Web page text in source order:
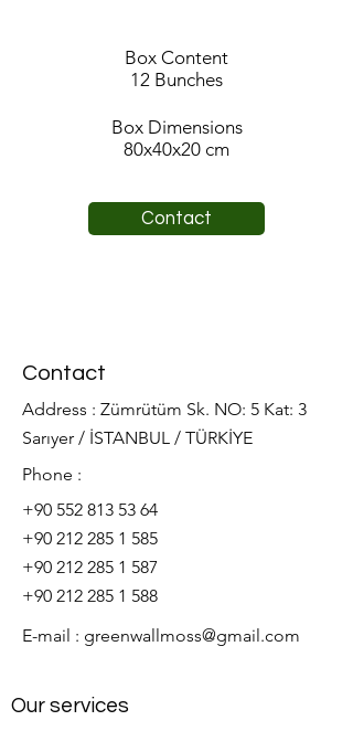
Box Content
12 Bunches
Box Dimensions
80x40x20 cm
Contact
Contact
Address : Zümrütüm Sk. NO: 5 Kat: 3
Sarıyer / İSTANBUL / TÜRKİYE
Phone :
+90 552 813 53 64
+90 212 285 1 585
+90 212 285 1 587
+90 212 285 1 588
E-mail : greenwallmoss@gmail.com
Our services